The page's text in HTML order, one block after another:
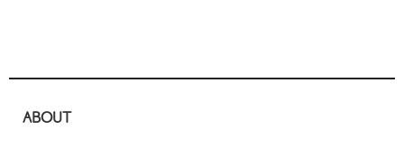
ABOUT